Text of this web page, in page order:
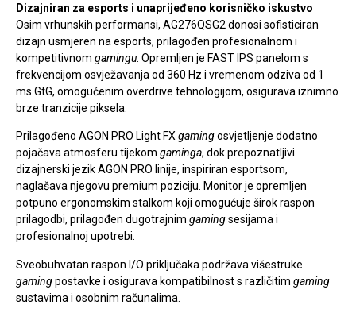
Dizajniran za esports i unaprijeđeno korisničko iskustvo
Osim vrhunskih performansi, AG276QSG2 donosi sofisticiran
dizajn usmjeren na esports, prilagođen profesionalnom i
kompetitivnom gamingu . Opremljen je FAST IPS panelom s
frekvencijom osvježavanja od 360 Hz i vremenom odziva od 1
ms GtG, omogućenim overdrive tehnologijom, osigurava iznimno
brze tranzicije piksela.
Prilagođeno AGON PRO Light FX gamingosvjetljenje dodatno
pojačava atmosferu tijekom gaminga, dok prepoznatljivi
dizajnerski jezik AGON PRO linije, inspiriran esportsom,
naglašava njegovu premium poziciju. Monitor je opremljen
potpuno ergonomskim stalkom koji omogućuje širok raspon
prilagodbi, prilagođen dugotrajnim gamingsesijama i
profesionalnoj upotrebi.
Sveobuhvatan raspon I/O priključaka podržava višestruke
gamingpostavke i osigurava kompatibilnost s različitim gaming
sustavima i osobnim računalima.